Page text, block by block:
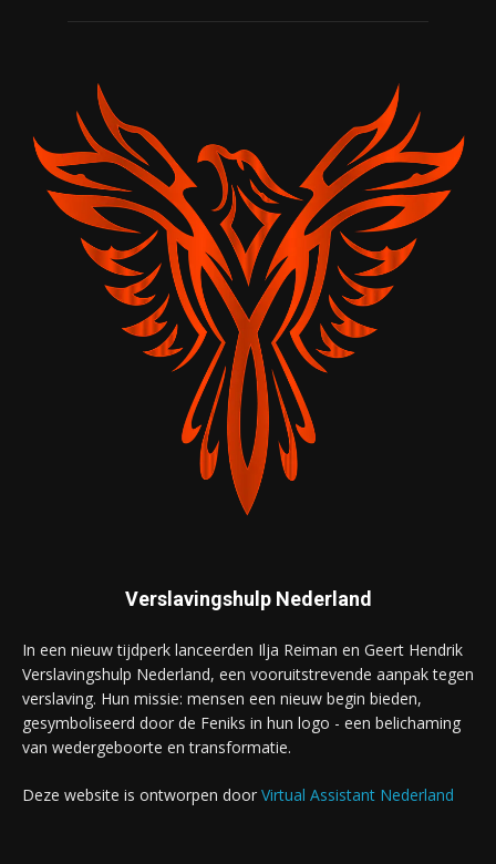
Verslavingshulp Nederland
In een nieuw tijdperk lanceerden Ilja Reiman en Geert Hendrik
Verslavingshulp Nederland, een vooruitstrevende aanpak tegen
verslaving. Hun missie: mensen een nieuw begin bieden,
gesymboliseerd door de Feniks in hun logo - een belichaming
van wedergeboorte en transformatie.
Deze website is ontworpen door Virtual Assistant Nederland